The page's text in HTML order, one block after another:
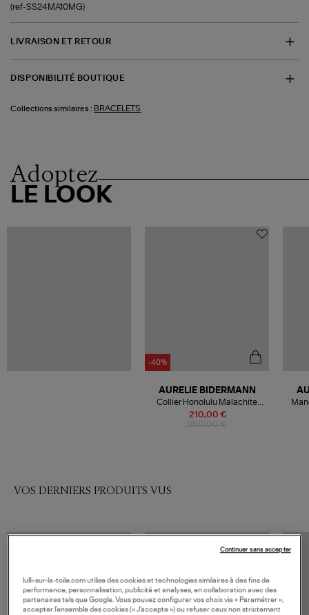
(ref-SS24MA10MG)
LIVRAISON ET RETOUR
DISPONIBILITÉ BOUTIQUE
Collections similaires : BRACELETS
Adoptez
LE LOOK
-40%
210,00 €
AURELIE BIDERMANN
Collier Honolulu Malachite
Jade
VOS DERNIERS PRODUITS VUS
lulli-sur-la-toile.com utilise des cookies et technologies similaires à des fins de
performance, personnalisation, publicité et analyses, en collaboration avec des
partenaires tels que Google. Vous pouvez configurer vos choix via « Paramétrer »,
accepter l’ensemble des cookies (« J’accepte ») ou refuser ceux non strictement
Continuer sans accepter